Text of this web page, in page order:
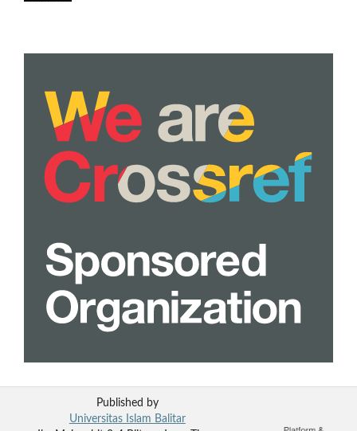
Published by
Universitas Islam Balitar